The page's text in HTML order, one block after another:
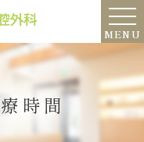
MENU
時間